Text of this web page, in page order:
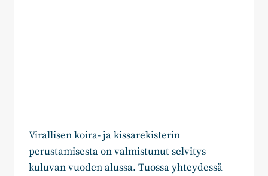
Virallisen koira- ja kissarekisterin
perustamisesta on valmistunut selvitys
kuluvan vuoden alussa. Tuossa yhteydessä